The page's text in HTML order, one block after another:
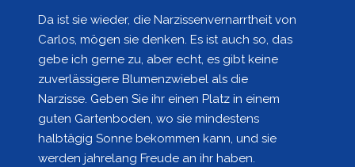
Da ist sie wieder, die Narzissenvernarrtheit von
Carlos, mögen sie denken. Es ist auch so, das
gebe ich gerne zu, aber echt, es gibt keine
zuverlässigere Blumenzwiebel als die
Narzisse. Geben Sie ihr einen Platz in einem
guten Gartenboden, wo sie mindestens
halbtägig Sonne bekommen kann, und sie
werden jahrelang Freude an ihr haben.